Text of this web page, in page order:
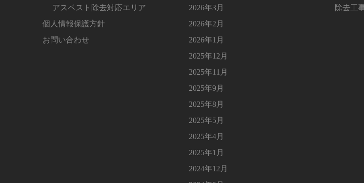
アスベスト除去対応エリア
個人情報保護方針
お問い合わせ
2026年3月
2026年2月
2026年1月
2025年12月
2025年11月
2025年9月
2025年8月
2025年5月
2025年4月
2025年1月
2024年12月
除去工